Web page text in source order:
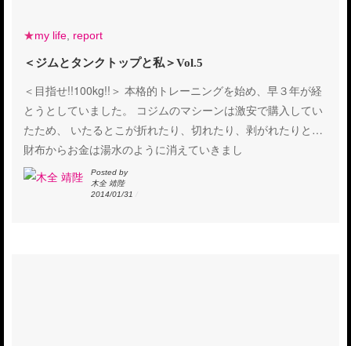
★my life report
＜ジムとタンクトップと私＞Vol.5
＜目指せ!!100kg!!＞ 本格的トレーニングを始め、早３年が経
とうとしていました。 コジムのマシーンは激安で購入してい
たため、 いたるとこが折れたり、切れたり、剥がれたりと…
財布からお金は湯水のように消えていきまし
Posted by
木全 靖陛
2014/01/31